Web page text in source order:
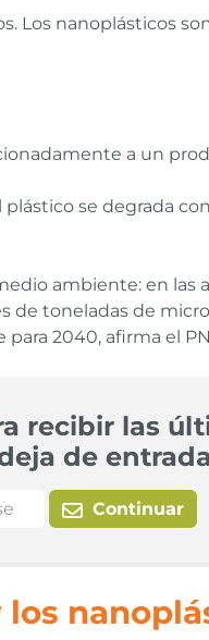
Los nanoplásticos
a un
se degrada
ambiente: en las
de toneladas de
para 2040, afirma el
recibir las
de
Continuar